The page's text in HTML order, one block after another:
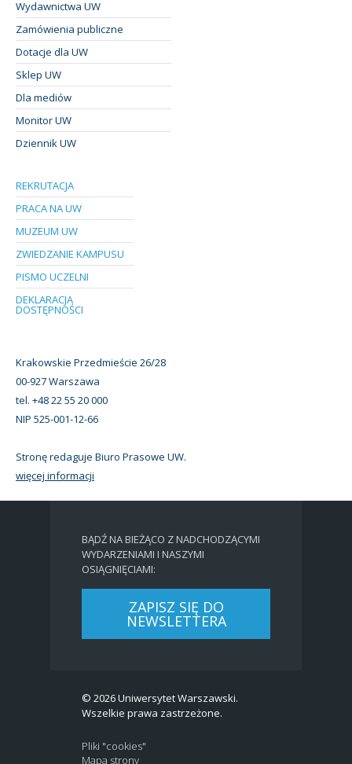
Wydawnictwa UW
Zamówienia publiczne
Dotacje dla UW
Sklep UW
Dla mediów
Monitor UW
Dziennik UW
REKRUTACJA
PRACA NA UW
MUZEUM UW
ZWIEDZANIE KAMPUSU
PISMO UCZELNI
DEKLARACJA
DOSTĘPNOŚCI
Krakowskie Przedmieście 26/28
00-927 Warszawa
tel. +48 22 55 20 000
NIP 525-001-12-66
Stronę redaguje Biuro Prasowe UW.
więcej informacji
BĄDŹ NA BIEŻĄCO Z NADCHODZĄCYMI
WYDARZENIAMI I NASZYMI
OSIĄGNIĘCIAMI:
ZAPISZ SIĘ DO
NEWSLETTERA
© 2026 Uniwersytet Warszawski.
Wszelkie prawa zastrzeżone.
Pliki "cookies"
Mapa strony